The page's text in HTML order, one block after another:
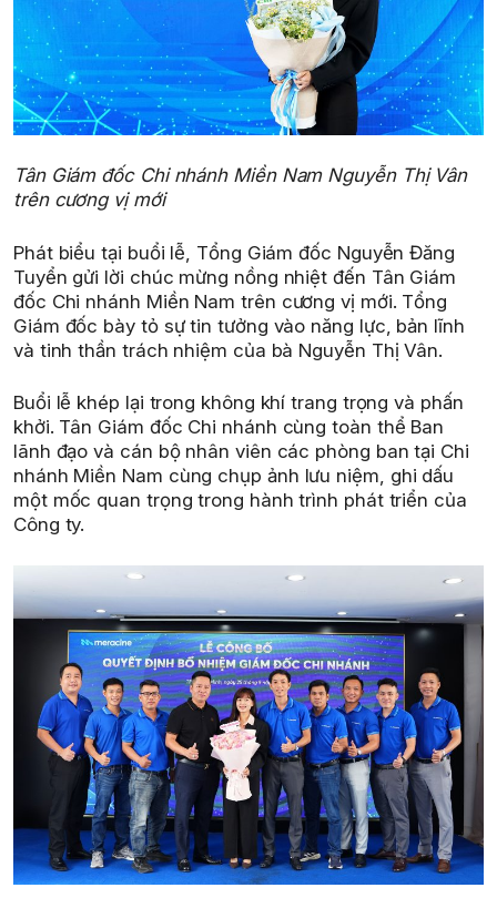
Tân Giám đốc Chi nhánh Miền Nam Nguyễn Thị Vân
trên cương vị mới
Phát biểu tại buổi lễ, Tổng Giám đốc Nguyễn Đăng
Tuyển gửi lời chúc mừng nồng nhiệt đến Tân Giám
đốc Chi nhánh Miền Nam trên cương vị mới. Tổng
Giám đốc bày tỏ sự tin tưởng vào năng lực, bản lĩnh
và tinh thần trách nhiệm của bà Nguyễn Thị Vân.
Buổi lễ khép lại trong không khí trang trọng và phấn
khởi. Tân Giám đốc Chi nhánh cùng toàn thể Ban
lãnh đạo và cán bộ nhân viên các phòng ban tại Chi
nhánh Miền Nam cùng chụp ảnh lưu niệm, ghi dấu
một mốc quan trọng trong hành trình phát triển của
Công ty.